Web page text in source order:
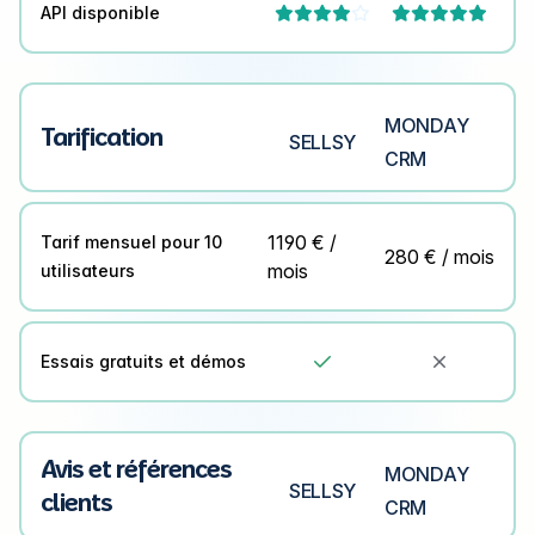
API disponible  
Tarification SELLSY
MONDAY
CRM
Tarif mensuel pour 10
utilisateurs
1190 € /
mois
280 € / mois
Essais gratuits et démos  
Avis et références
clients
SELLSY
MONDAY
CRM